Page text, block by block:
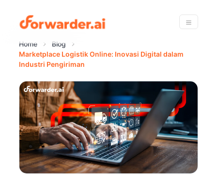
Forwarder
Menu
Home
Blog
Marketplace Logistik Online: Inovasi Digital dalam
Industri Pengiriman